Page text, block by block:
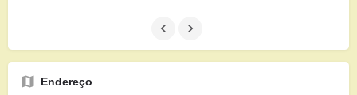
Endereço